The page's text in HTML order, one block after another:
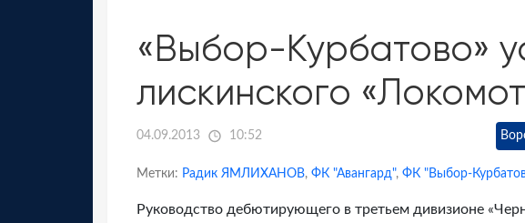
«Выбор-Курбатово»
лискинского
04.09.2013 10:52
Метки: Радик ЯМЛИХАНОВ, ФК "Авангард", ФК "Выбор-
Руководство дебютирующего в третьем дивизионе